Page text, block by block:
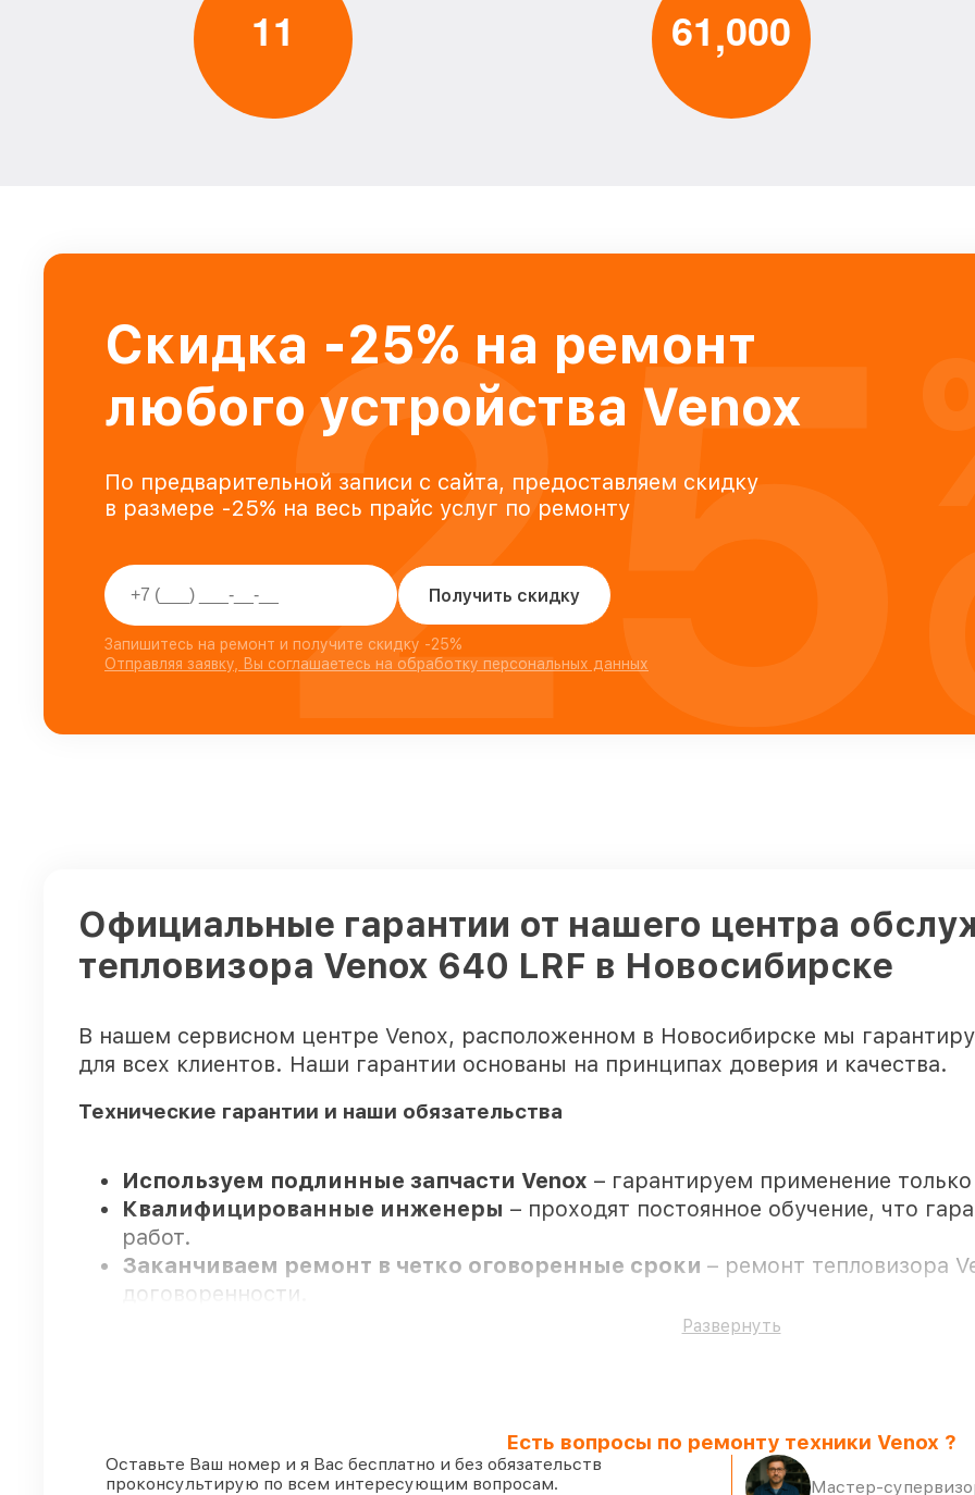
11 61,000
Скидка -25% на ремонт
любого устройства Venox
По предварительной записи с сайта, предоставляем скидку
в размере -25% на весь прайс услуг по ремонту
Получить скидку
Запишитесь на ремонт и получите скидку -25%
Отправляя заявку, Вы соглашаетесь на обработку персональных данных
25
Официальные гарантии от нашего центра
тепловизора Venox 640 LRF в Новосибирске
В нашем сервисном центре Venox, расположенном в Новосибирске мы
для всех клиентов. Наши гарантии основаны на принципах доверия и качества.
Технические гарантии и наши обязательства
Используем подлинные запчасти Venox – гарантируем применение
Квалифицированные инженеры – проходят постоянное обучение, что
работ.
Заканчиваем ремонт в четко оговоренные сроки – ремонт тепловизора
договоренности.
– все все виды ремонта защищены
80%ремонтов закрываем в присутствии клиента
90%комплектующих Venox готовы к установке в Новосибирске, остальные
Развернуть
Есть вопросы по ремонту техники Venox ?
Оставьте Ваш номер и я Вас бесплатно и без обязательств
проконсультирую по всем интересующим вопросам.
Мастер-